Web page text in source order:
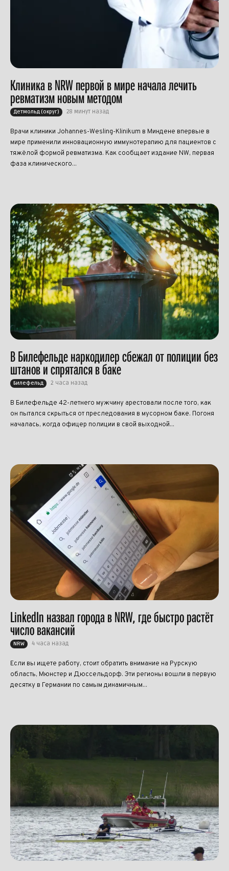
Клиника в NRW первой в мире начала лечить
ревматизм новым методом
Детмольд (округ) 28 минут назад
Врачи клиники Johannes-Wesling-Klinikum в Миндене впервые в
мире применили инновационную иммунотерапию для пациентов с
тяжёлой формой ревматизма. Как сообщает издание NW, первая
фаза клинического...
В Билефельде наркодилер сбежал от полиции без
штанов и спрятался в баке
Билефельд 2 часа назад
В Билефельде 42-летнего мужчину арестовали после того, как
он пытался скрыться от преследования в мусорном баке. Погоня
началась, когда офицер полиции в свой выходной...
LinkedIn назвал города в NRW, где быстро растёт
число вакансий
NRW 4 часа назад
Если вы ищете работу, стоит обратить внимание на Рурскую
область, Мюнстер и Дюссельдорф. Эти регионы вошли в первую
десятку в Германии по самым динамичным...